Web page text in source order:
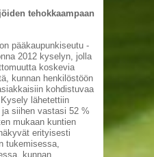
tehokkaampaan
pääkaupunkiseutu -
2012 kyselyn, jolla
koskevia
kunnan henkilöstöön
kohdistuvaa
lähetettiin
siihen vastasi 52 %
mukaan kuntien
erityisesti
tukemisessa,
kunnan